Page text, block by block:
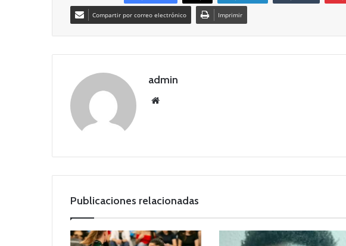
Compartir por correo electrónico Imprimir
admin
Publicaciones relacionadas